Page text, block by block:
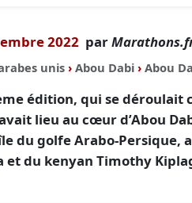
2022 par
unis › Abou Dabi › Abou
édition, qui se déroulait
lieu au cœur d’Abou
du golfe Arabo-Persique,
et du kenyan Timothy